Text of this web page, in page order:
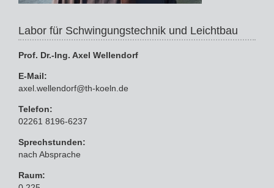
Labor für Schwingungstechnik und Leichtbau
Prof. Dr.-Ing. Axel Wellendorf
E-Mail:
axel.wellendorf@th-koeln.de
Telefon:
02261 8196-6237
Sprechstunden:
nach Absprache
Raum: